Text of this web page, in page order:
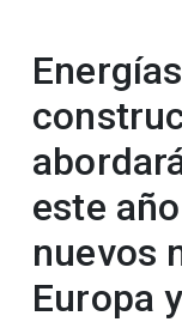
este
nuevos
Europa